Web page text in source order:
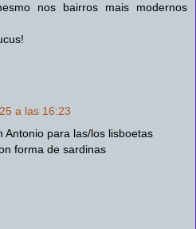
nos bairros mais modernos
a las 16:23
Antonio para las/los lisboetas
forma de sardinas